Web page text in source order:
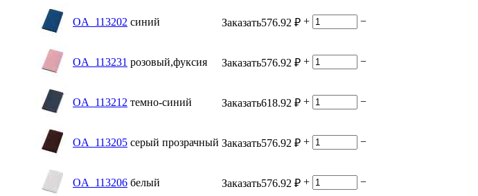
OA_113202 синий Заказать576.92 ₽ + −
OA_113231 розовый,фуксия Заказать576.92 ₽ + −
OA_113212 темно-синий Заказать618.92 ₽ + −
OA_113205 серый прозрачный Заказать576.92 ₽ + −
OA_113206 белый Заказать576.92 ₽ + −